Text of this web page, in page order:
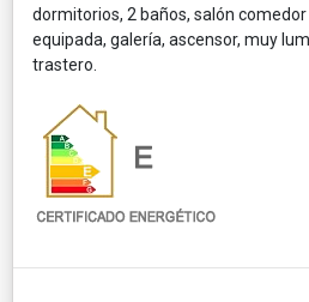
dormitorios, 2 baños, salón
equipada, galería, ascensor, muy
trastero.